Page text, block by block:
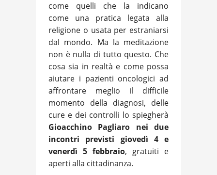
come quelli che la indicano
come una pratica legata alla
religione o usata per estraniarsi
dal mondo. Ma la meditazione
non è nulla di tutto questo. Che
cosa sia in realtà e come possa
aiutare i pazienti oncologici ad
affrontare meglio il difficile
momento della diagnosi, delle
cure e dei controlli lo spiegherà
Gioacchino Pagliaro nei due
incontri previsti giovedì 4 e
venerdì 5 febbraio, gratuiti e
aperti alla cittadinanza.